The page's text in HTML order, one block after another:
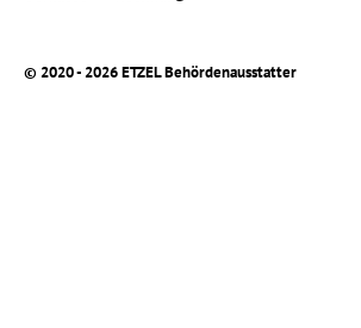
© 2020 - 2026 ETZEL Behördenausstatter